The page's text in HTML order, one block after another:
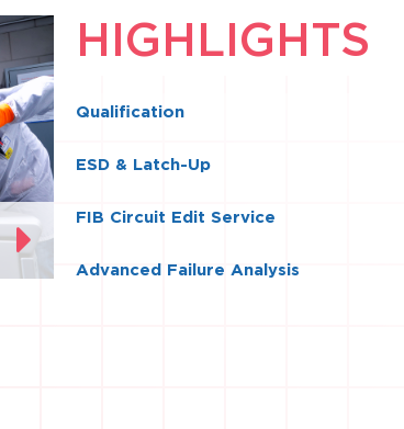
HIGHLIGHTS
Qualification
ESD & Latch-Up
FIB Circuit Edit Service
Advanced Failure Analysis